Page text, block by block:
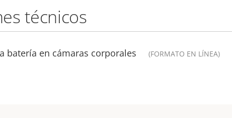
técnicos
batería en cámaras corporales (FORMATO EN LÍNEA)